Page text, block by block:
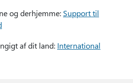
og derhjemme: Support til
af dit land: International